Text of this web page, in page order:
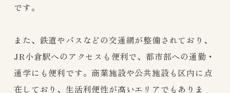
です。
また、鉄道やバスなどの交通網が整備されており、
JR小倉駅へのアクセスも便利で、都市部への通勤・
通学にも便利です。商業施設や公共施設も区内に点
在しており、生活利便性が高いエリアでもありま